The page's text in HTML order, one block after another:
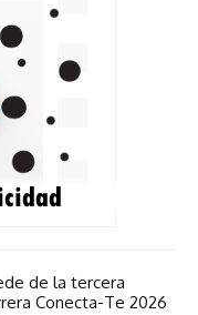
de la tercera
Conecta-Te 2026